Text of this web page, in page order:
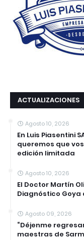
ACTUALIZACIONES
Agosto 10, 2026
En Luis Piasentini
queremos que
edición limitada
Agosto 10, 2026
El Doctor Martín
Diagnóstico Goya
Agosto 09, 2026
“Déjenme
maestras de